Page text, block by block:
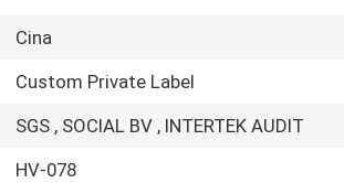
Cina
Custom Private Label
SGS , SOCIAL BV , INTERTEK AUDIT
HV-078